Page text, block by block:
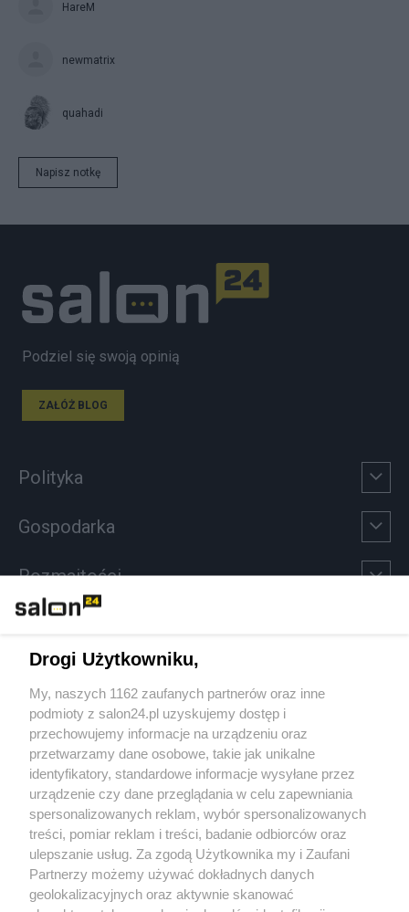
HareM
newmatrix
quahadi
Napisz notkę
Podziel się swoją opinią
ZAŁÓŻ BLOG
Polityka
Gospodarka
Rozmaitości
Sport
Społeczeństwo
Kultura
X Facebook Instagram Youtube
Drogi Użytkowniku,
My, naszych 1162 zaufanych partnerów oraz inne
podmioty z salon24.pl uzyskujemy dostęp i
przechowujemy informacje na urządzeniu oraz
przetwarzamy dane osobowe, takie jak unikalne
identyfikatory, standardowe informacje wysyłane przez
urządzenie czy dane przeglądania w celu zapewniania
spersonalizowanych reklam, wybór spersonalizowanych
treści, pomiar reklam i treści, badanie odbiorców oraz
ulepszanie usług. Za zgodą Użytkownika my i Zaufani
Partnerzy możemy używać dokładnych danych
geolokalizacyjnych oraz aktywnie skanować